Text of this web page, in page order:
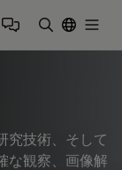
究技術、そして
な観察、画像解